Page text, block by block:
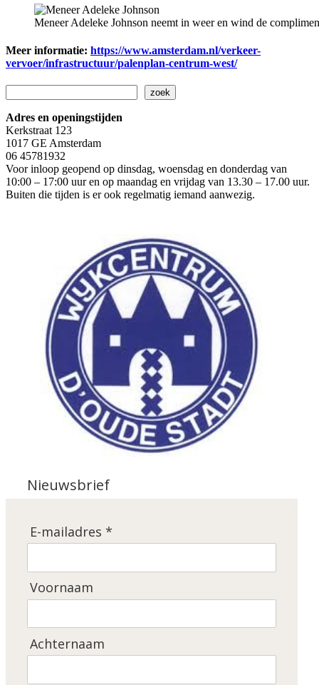
Meneer Adeleke Johnson neemt in weer en wind de
Meer informatie: https://www.amsterdam.nl/verkeer-
vervoer/infrastructuur/palenplan-centrum-west/
zoek
Adres en openingstijden
Kerkstraat 123
1017 GE Amsterdam
06 45781932
Voor inloop geopend op dinsdag, woensdag en donderdag van
10:00 – 17:00 uur en op maandag en vrijdag van 13.30 – 17.00 uur.
Buiten die tijden is er ook regelmatig iemand aanwezig.
Nieuwsbrief
E-mailadres *
Voornaam
Achternaam